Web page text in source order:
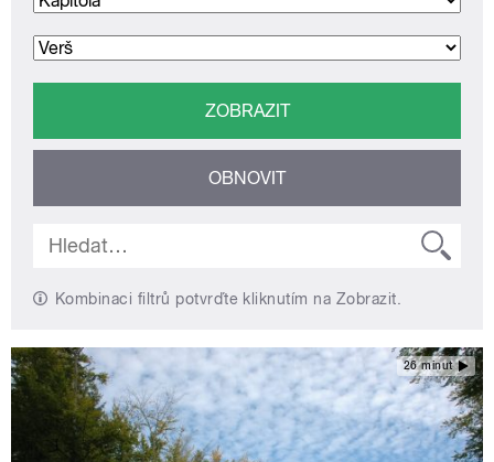
Kombinaci filtrů potvrďte kliknutím na Zobrazit.
26 minut